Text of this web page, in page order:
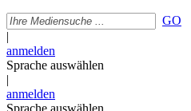
GO
|
anmelden
Sprache auswählen
|
anmelden
Sprache auswählen